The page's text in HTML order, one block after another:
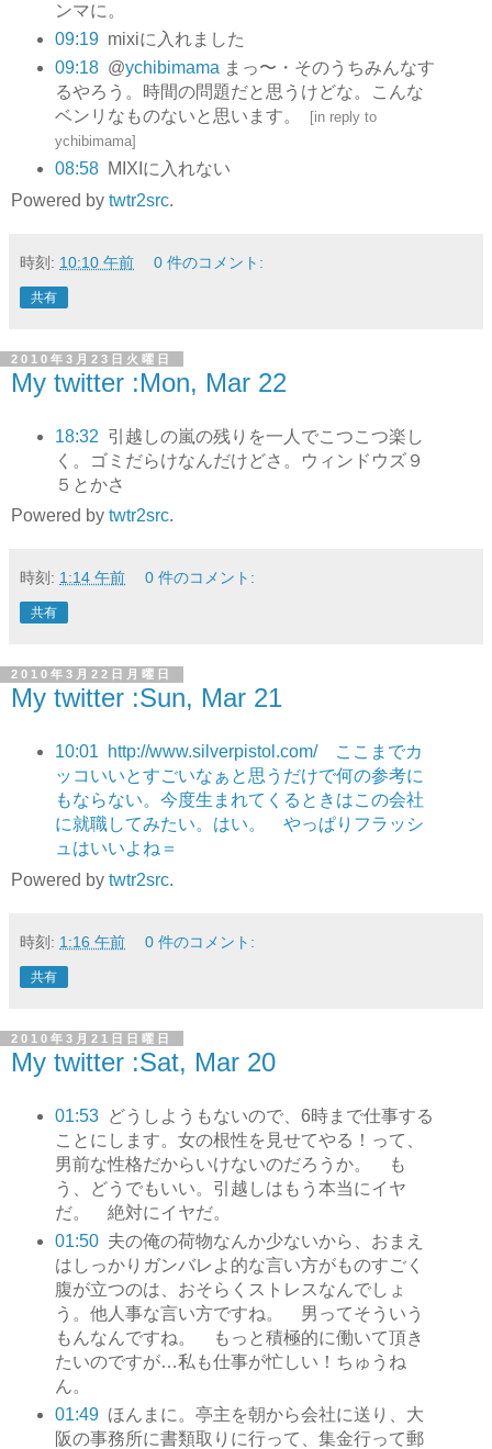
ンマに。
09:19 mixiに入れました
09:18 @ychibimama まっ〜・そのうちみんなす
るやろう。時間の問題だと思うけどな。こんな
ベンリなものないと思います。
[in reply to
ychibimama]
08:58
MIXIに入れない
Powered by twtr2src.
時刻: 10:10 午前 0 件のコメント:
共有
2010年3月23日火曜日
My twitter :Mon, Mar 22
18:32 引越しの嵐の残りを一人でこつこつ楽し
く。ゴミだらけなんだけどさ。ウィンドウズ９
５とかさ
Powered by twtr2src.
時刻: 1:14 午前 0 件のコメント:
共有
2010年3月22日月曜日
My twitter :Sun, Mar 21
10:01
http://www.silverpistol.com/ ここまでカ
ッコいいとすごいなぁと思うだけで何の参考に
もならない。今度生まれてくるときはこの会社
に就職してみたい。はい。 やっぱりフラッシ
ュはいいよね＝
Powered by twtr2src.
時刻: 1:16 午前 0 件のコメント:
共有
2010年3月21日日曜日
My twitter :Sat, Mar 20
01:53
どうしようもないので、6時まで仕事する
ことにします。女の根性を見せてやる！って、
男前な性格だからいけないのだろうか。 も
う、どうでもいい。引越しはもう本当にイヤ
だ。 絶対にイヤだ。
01:50 夫の俺の荷物なんか少ないから、おまえ
はしっかりガンバレよ的な言い方がものすごく
腹が立つのは、おそらくストレスなんでしょ
う。他人事な言い方ですね。 男ってそういう
もんなんですね。 もっと積極的に働いて頂き
たいのですが…私も仕事が忙しい！ちゅうね
ん。
01:49 ほんまに。亭主を朝から会社に送り、大
阪の事務所に書類取りに行って、集金行って郵